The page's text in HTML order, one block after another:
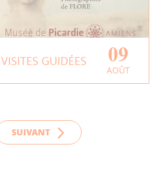
Coups de
EN SAVOIR PLUS
VISITES GUIDÉES 09
AOÛT
SUIVANT